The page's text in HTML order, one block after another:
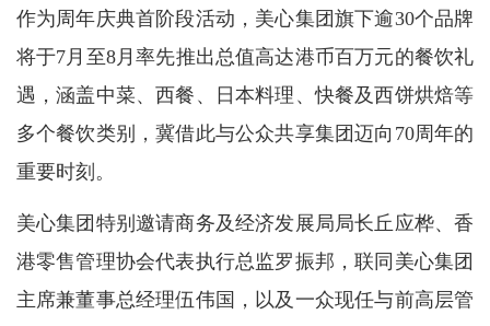
作为周年庆典首阶段活动，美心集团旗下逾30个品牌
将于7月至8月率先推出总值高达港币百万元的餐饮礼
遇，涵盖中菜、西餐、日本料理、快餐及西饼烘焙等
多个餐饮类别，冀借此与公众共享集团迈向70周年的
重要时刻。
美心集团特别邀请商务及经济发展局局长丘应桦、香
港零售管理协会代表执行总监罗振邦，联同美心集团
主席兼董事总经理伍伟国，以及一众现任与前高层管